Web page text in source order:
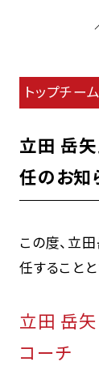
トップチーム
立田 岳
任のお知
この度、立
任すること
立田 岳矢
コーチ